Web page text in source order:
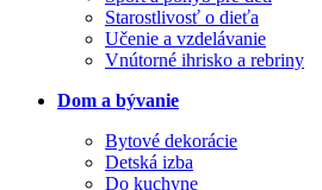
Starostlivosť o dieťa
Učenie a vzdelávanie
Vnútorné ihrisko a rebriny
Dom a bývanie
Bytové dekorácie
Detská izba
Do kuchyne